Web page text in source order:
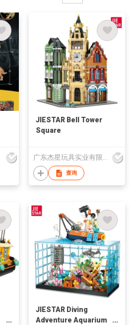
JIESTAR Bell Tower
Square
广东杰星玩具实业有限公司
查询
JIESTAR Diving
Adventure Aquarium